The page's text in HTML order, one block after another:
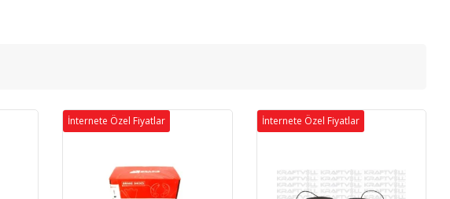
İnternete Özel Fiyatlar İnternete Özel Fiyatlar